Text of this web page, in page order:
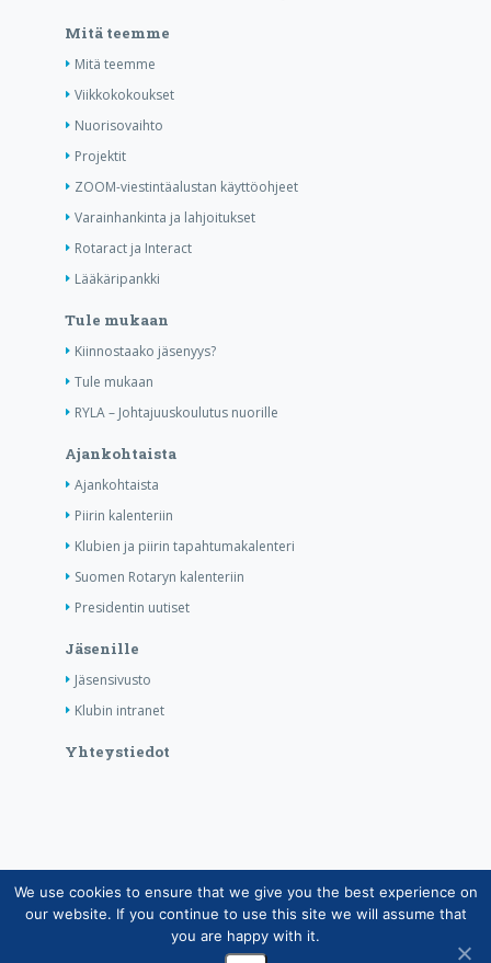
Mitä teemme
Mitä teemme
Viikkokokoukset
Nuorisovaihto
Projektit
ZOOM-viestintäalustan käyttöohjeet
Varainhankinta ja lahjoitukset
Rotaract ja Interact
Lääkäripankki
Tule mukaan
Kiinnostaako jäsenyys?
Tule mukaan
RYLA – Johtajuuskoulutus nuorille
Ajankohtaista
Ajankohtaista
Piirin kalenteriin
Klubien ja piirin tapahtumakalenteri
Suomen Rotaryn kalenteriin
Presidentin uutiset
Jäsenille
Jäsensivusto
Klubin intranet
Yhteystiedot
Copyright © Suomen Rotarypalvelu ry 2026 |
Jäsentietojärjestelmän tietosuojaseloste|Henkilötietojen
käsittely Rotarytoiminnassa
We use cookies to ensure that we give you the best experience on
our website. If you continue to use this site we will assume that
you are happy with it.